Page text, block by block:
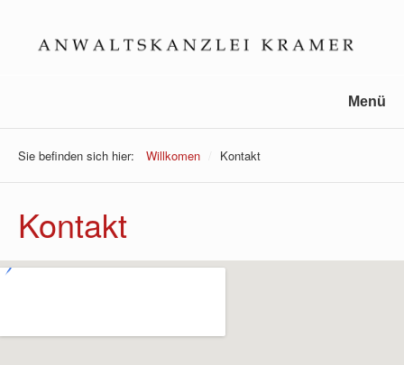
Menü
Sie befinden sich hier: Willkomen Kontakt
Kontakt